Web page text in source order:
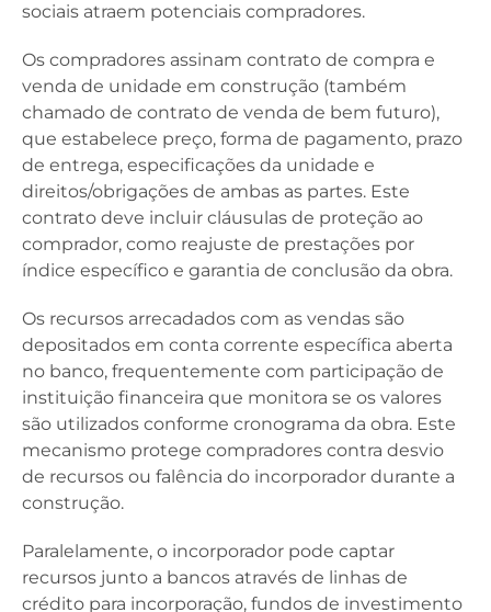
sociais atraem potenciais compradores.
Os compradores assinam contrato de compra e
venda de unidade em construção (também
chamado de contrato de venda de bem futuro),
que estabelece preço, forma de pagamento, prazo
de entrega, especificações da unidade e
direitos/obrigações de ambas as partes. Este
contrato deve incluir cláusulas de proteção ao
comprador, como reajuste de prestações por
índice específico e garantia de conclusão da obra.
Os recursos arrecadados com as vendas são
depositados em conta corrente específica aberta
no banco, frequentemente com participação de
instituição financeira que monitora se os valores
são utilizados conforme cronograma da obra. Este
mecanismo protege compradores contra desvio
de recursos ou falência do incorporador durante a
construção.
Paralelamente, o incorporador pode captar
recursos junto a bancos através de linhas de
crédito para incorporação, fundos de investimento